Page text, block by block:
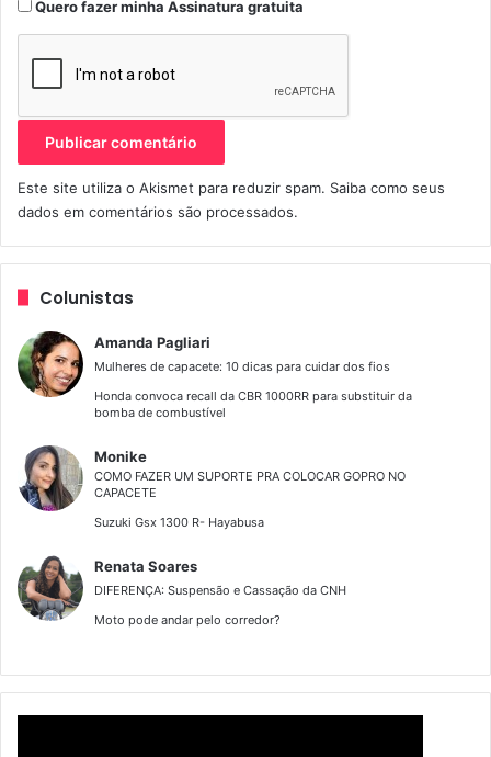
Quero fazer minha Assinatura gratuita
Este site utiliza o Akismet para reduzir spam. Saiba como seus
dados em comentários são processados.
Colunistas
Amanda Pagliari
Mulheres de capacete: 10 dicas para cuidar dos fios
Honda convoca recall da CBR 1000RR para substituir da
bomba de combustível
Monike
COMO FAZER UM SUPORTE PRA COLOCAR GOPRO NO
CAPACETE
Suzuki Gsx 1300 R- Hayabusa
Renata Soares
DIFERENÇA: Suspensão e Cassação da CNH
Moto pode andar pelo corredor?